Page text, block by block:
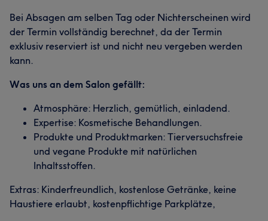
Bei Absagen am selben Tag oder Nichterscheinen wird
der Termin vollständig berechnet, da der Termin
exklusiv reserviert ist und nicht neu vergeben werden
kann.
Was uns an dem Salon gefällt:
Atmosphäre: Herzlich, gemütlich, einladend.
Expertise: Kosmetische Behandlungen.
Produkte und Produktmarken: Tierversuchsfreie
und vegane Produkte mit natürlichen
Inhaltsstoffen.
Extras: Kinderfreundlich, kostenlose Getränke, keine
Haustiere erlaubt, kostenpflichtige Parkplätze,